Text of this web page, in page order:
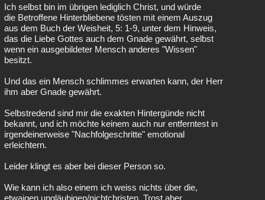
Ich selbst bin im übrigen lediglich Christ, und würde
die Betroffene Hinterbliebene tösten mit einem Auszug
aus dem Buch der Weisheit, 5: 1-9, unter dem Hinweis,
das die Liebe Gottes auch dem Gnade gewährt, selbst
wenn ein ausgebildeter Mensch anderes "Wissen"
besitzt.
Und das ein Mensch schlimmes erwarten kann, der Herr
ihm aber Gnade gewährt.
Selbstredend sind mir die exakten Hintergünde nicht
bekannt, und ich möchte keinem auch nur entferntest in
irgendeinerweise "Nachfolgeschritte" emotional
erleichtern.
Leider klingt es aber bei dieser Person so.
Wie kann ich also einem ich weiss nichts über die,
etwaigen ungläubigen/nichtchristen, Trost aber